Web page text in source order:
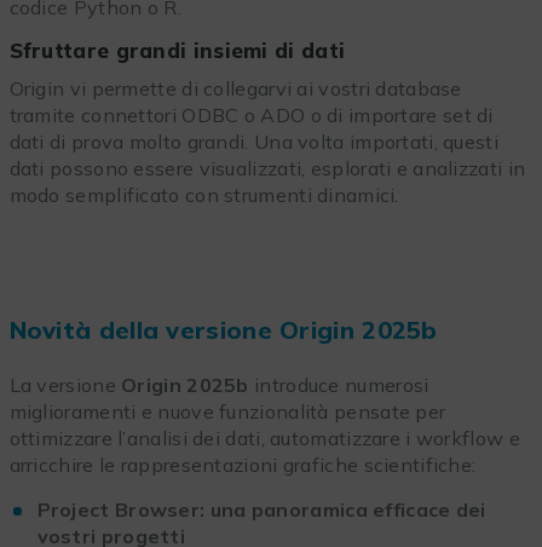
codice Python o R.
Sfruttare grandi insiemi di dati
Origin vi permette di collegarvi ai vostri database
tramite connettori ODBC o ADO o di importare set di
dati di prova molto grandi. Una volta importati, questi
dati possono essere visualizzati, esplorati e analizzati in
modo semplificato con strumenti dinamici.
Novità della versione Origin 2025b
La versione Origin 2025b introduce numerosi
miglioramenti e nuove funzionalità pensate per
ottimizzare l’analisi dei dati, automatizzare i workflow e
arricchire le rappresentazioni grafiche scientifiche:
Project Browser: una panoramica efficace dei
vostri progetti